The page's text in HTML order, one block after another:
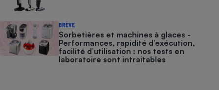
BRÈVE
Sorbetières et machines à glaces​​​​​​ -
Performances, rapidité d’exécution,
facilité d’utilisation : nos tests en
laboratoire sont intraitables